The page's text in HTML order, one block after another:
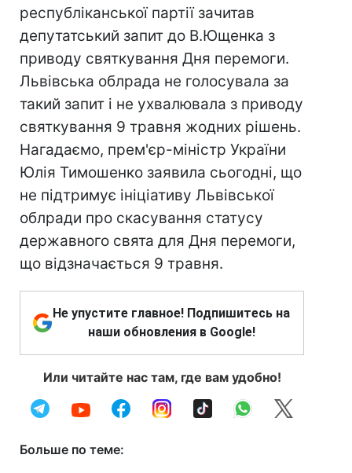
республіканської партії зачитав
депутатський запит до В.Ющенка з
приводу святкування Дня перемоги.
Львівська облрада не голосувала за
такий запит і не ухвалювала з приводу
святкування 9 травня жодних рішень.
Нагадаємо, прем'єр-міністр України
Юлія Тимошенко заявила сьогодні, що
не підтримує ініціативу Львівської
облради про скасування статусу
державного свята для Дня перемоги,
що відзначається 9 травня.
Не упустите главное! Подпишитесь на
наши обновления в Google!
Или читайте нас там, где вам удобно!
Больше по теме: